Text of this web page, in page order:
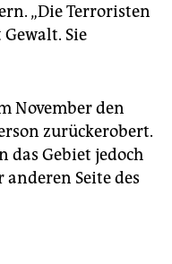
„Die Terroristen
Sie
November den
zurückerobert.
das Gebiet jedoch
Seite des